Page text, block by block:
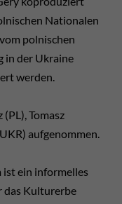
Nationalen
polnischen
in der Ukraine
werden.
Tomasz
aufgenommen.
ist ein informelles
das Kulturerbe